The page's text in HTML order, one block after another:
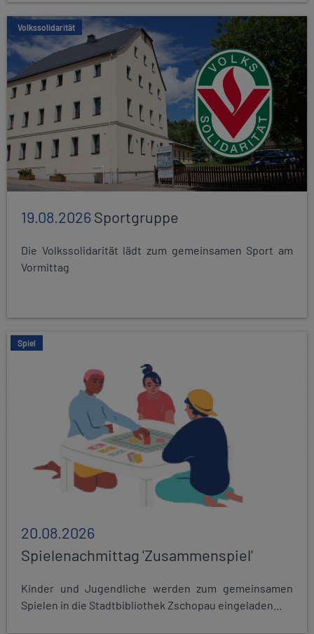
Volkssolidarität
19.08.2026Sportgruppe
Die Volkssolidarität lädt zum gemeinsamen Sport am
Vormittag
Spiel
20.08.2026
Spielenachmittag 'Zusammenspiel'
Kinder und Jugendliche werden zum gemeinsamen
Spielen in die Stadtbibliothek Zschopau eingeladen...